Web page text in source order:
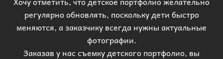
регулярно обновлять, поскольку дети быстро
меняются, а заказчику всегда нужны актуальные
фотографии.
Заказав у нас съемку детского портфолио, вы